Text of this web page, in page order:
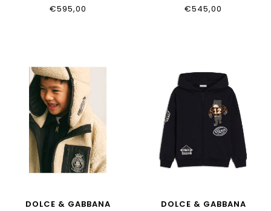
L54DU6_HU2CB_B6712
€595,00
L4JB8M_FUP7V_M2826
€545,00
DOLCE & GABBANA
DOLCE & GABBANA